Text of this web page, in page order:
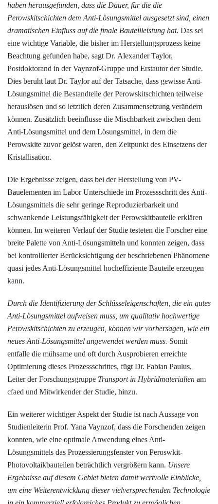
haben herausgefunden, dass die Dauer, für die die
Perowskitschichten dem Anti-Lösungsmittel ausgesetzt sind, einen
dramatischen Einfluss auf die finale Bauteilleistung hat. Das sei
eine wichtige Variable, die bisher im Herstellungsprozess keine
Beachtung gefunden habe, sagt Dr. Alexander Taylor,
Postdoktorand in der Vaynzof-Gruppe und Erstautor der Studie.
Dies beruht laut Dr. Taylor auf der Tatsache, dass gewisse ­Anti-
Lösungsmittel die Bestandteile der Perowskitschichten teilweise
herauslösen und so letztlich deren Zusammensetzung verändern
können. Zusätzlich beeinflusse die Mischbarkeit zwischen dem
Anti-Lösungs­mittel und dem Lösungsmittel, in dem die
Perowskite zuvor gelöst waren, den Zeitpunkt des Einsetzens der
Kristallisation.
Die Ergebnisse zeigen, dass bei der Herstellung von PV-
Bauelementen im Labor Unterschiede im Prozessschritt des Anti-
Lösungsmittels die sehr geringe Reproduzierbarkeit und
schwankende Leistungsfähigkeit der Perowskitbauteile erklären
können. Im weiteren Verlauf der Studie testeten die Forscher eine
breite Palette von Anti-Lösungsmitteln und konnten zeigen, dass
bei kontrollierter Berücksichtigung der beschriebenen Phänomene
quasi jedes Anti-Lösungsmittel hocheffiziente Bauteile erzeugen
kann.
Durch die Identifizierung der Schlüsseleigen­schaften, die ein gutes
Anti-­Lösungsmittel aufweisen muss, um qualitativ hochwertige
Perowskitschichten zu erzeugen, können wir vorhersagen, wie ein
neues Anti-Lösungsmittel angewendet werden muss. Somit
entfalle die mühsame und oft durch Ausprobieren erreichte
Optimierung dieses Prozessschrittes, fügt Dr. Fabian Paulus,
Leiter der Forschungsgruppe Transport in Hybridmaterialien am
cfaed und Mitwirkender der Studie, hinzu.
Ein weiterer wichtiger Aspekt der Studie ist nach Aussage von
Studienleiterin Prof. Yana Vaynzof, dass die Forschenden zeigen
konnten, wie eine optimale Anwendung eines ­Anti-
Lösungsmittels das Prozessierungsfenster von Peroswkit-
Photovoltaikbauteilen beträchtlich vergrößern kann. Unsere
Ergebnisse auf diesem Gebiet bieten damit wertvolle Einblicke,
um eine Weiterentwicklung dieser vielversprechenden Technologie